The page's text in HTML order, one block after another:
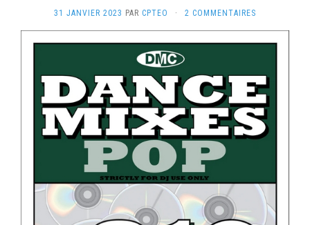
31 JANVIER 2023 PAR CPTEO · 2 COMMENTAIRES